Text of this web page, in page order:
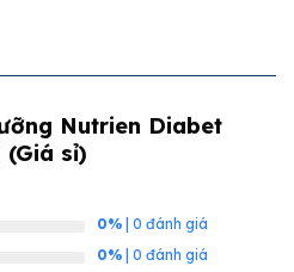
Nutrien Diabet
sỉ)
0% | 0 đánh giá
0% | 0 đánh giá